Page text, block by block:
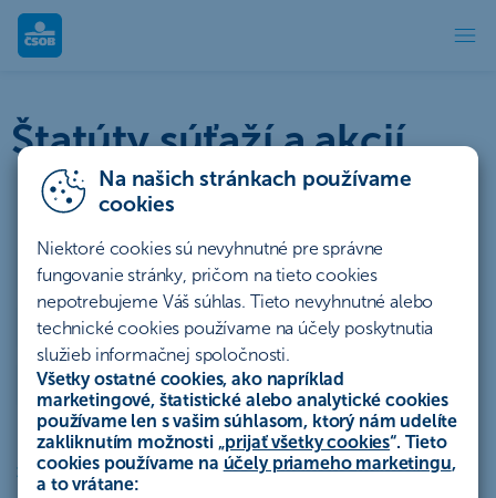
Na našich stránkach používame
cookies
Niektoré cookies sú nevyhnutné pre správne
fungovanie stránky, pričom na tieto cookies
nepotrebujeme Váš súhlas. Tieto nevyhnutné alebo
technické cookies používame na účely poskytnutia
služieb informačnej spoločnosti.
Všetky ostatné cookies, ako napríklad
marketingové, štatistické alebo analytické cookies
používame len s vašim súhlasom, ktorý nám udelíte
zakliknutím možnosti „prijať všetky cookies“. Tieto
cookies používame na účely priameho marketingu,
a to vrátane:
Štatúty súťaží a akcií
Účty a platby Úvery a lízing
Sporenie a investovanie Poistenie Hypotéky
Ostatné Archív
Štatút - Štatút súťaže „Vyhraj Apple AirPods Max so